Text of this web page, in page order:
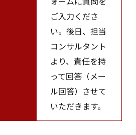
ご入力くださ
い。後日、担当
コンサルタント
より、責任を持
って回答（メー
ル回答）させて
いただきます。